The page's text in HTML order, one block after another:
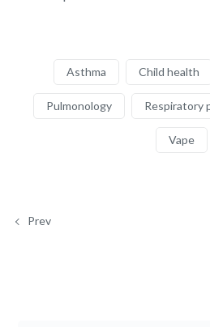
Asthma Child health
Pulmonology Respiratory
Vape
Prev